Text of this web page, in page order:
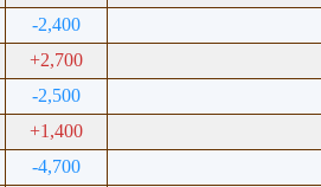
-2,400
+2,700
-2,500
+1,400
-4,700